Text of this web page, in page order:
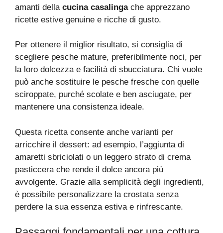
amanti della cucina casalingache apprezzano
ricette estive genuine e ricche di gusto.
Per ottenere il miglior risultato, si consiglia di
scegliere pesche mature, preferibilmente noci, per
la loro dolcezza e facilità di sbucciatura. Chi vuole
può anche sostituire le pesche fresche con quelle
sciroppate, purché scolate e ben asciugate, per
mantenere una consistenza ideale.
Questa ricetta consente anche varianti per
arricchire il dessert: ad esempio, l’aggiunta di
amaretti sbriciolati o un leggero strato di crema
pasticcera che rende il dolce ancora più
avvolgente. Grazie alla semplicità degli ingredienti,
è possibile personalizzare la crostata senza
perdere la sua essenza estiva e rinfrescante.